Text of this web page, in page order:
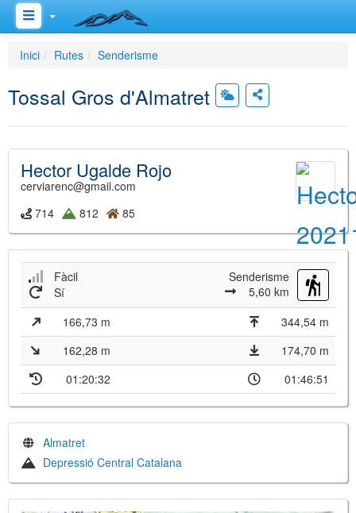
Inici Rutes Senderisme
Tossal Gros d'Almatret
Hector Ugalde Rojo
cerviarenc@gmail.com
714
812 85
Fàcil
Senderisme
5,60 km
Sí
166,73 m
344,54 m
162,28 m
174,70 m
01:20:32
01:46:51
Almatret
Depressió Central Catalana